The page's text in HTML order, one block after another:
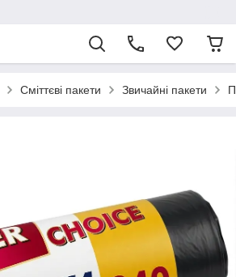
Сміттєві пакети Звичайні пакети